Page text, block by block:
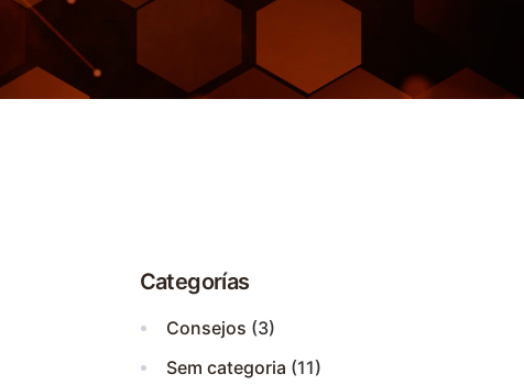
Categorías
Consejos (3)
Sem categoria (11)